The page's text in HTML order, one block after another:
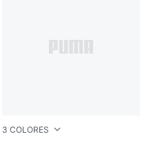
3 COLORES